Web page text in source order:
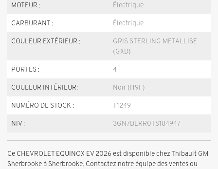
MOTEUR : Électrique
CARBURANT : Électrique
COULEUR EXTÉRIEUR :
GRIS STERLING METALLISE
(GXD)
PORTES : 4
COULEUR INTÉRIEUR: Noir (H9F)
NUMÉRO DE STOCK : T1249
NIV : 3GN7DLRR0TS184947
Ce CHEVROLET EQUINOX EV 2026 est disponible chez Thibault GM
Sherbrooke à Sherbrooke. Contactez notre équipe des ventes ou